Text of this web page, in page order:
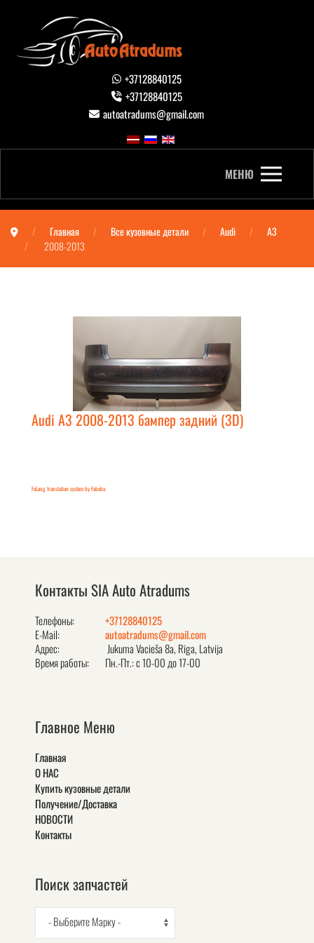
+37128840125
+37128840125
autoatradums@gmail.com
МЕНЮ
Главная Все кузовные детали Audi
A3
2008-2013
Audi A3 2008-2013 бампер задний (3D)
FaLang translation system by Faboba
Контакты SIA Auto Atradums
Телефоны:
+37128840125
E-Mail:
autoatradums@gmail.com
Адрес:
Jukuma Vacieša 8a, Rīga, Latvija
Время работы:
Пн.-Пт.: с 10-00 до 17-00
Главное Меню
Главная
О НАС
Купить кузовные детали
Получение/Доставка
НОВОСТИ
Контакты
Поиск запчастей
- Выберите Марку -